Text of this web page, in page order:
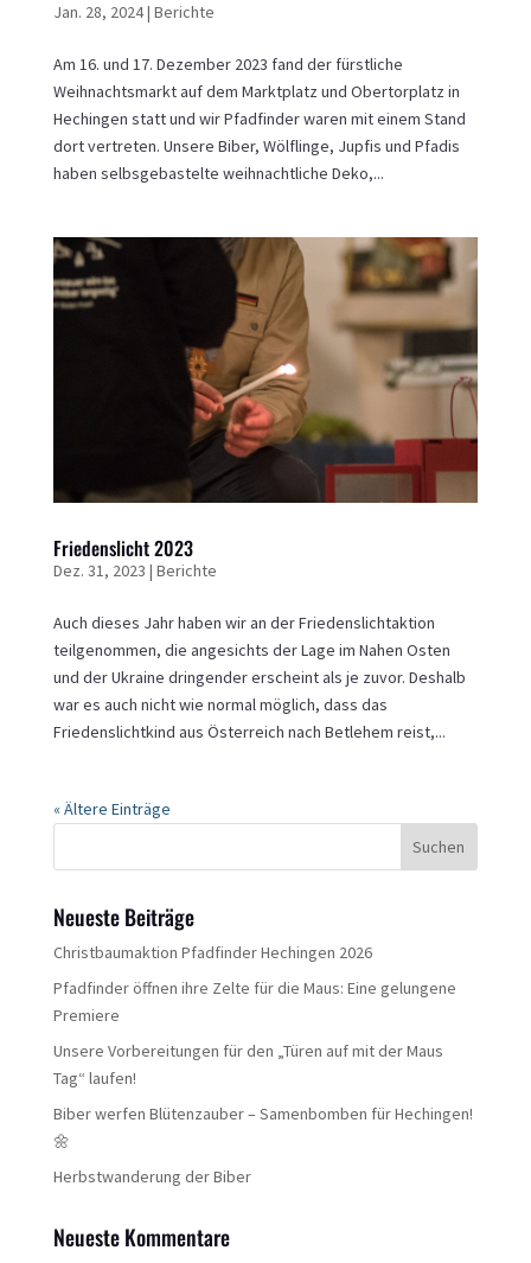
Jan. 28, 2024| Berichte
Am 16. und 17. Dezember 2023 fand der fürstliche
Weihnachtsmarkt auf dem Marktplatz und Obertorplatz in
Hechingen statt und wir Pfadfinder waren mit einem Stand
dort vertreten. Unsere Biber, Wölflinge, Jupfis und Pfadis
haben selbsgebastelte weihnachtliche Deko,...
Friedenslicht 2023
Dez. 31, 2023 | Berichte
Auch dieses Jahr haben wir an der Friedenslichtaktion
teilgenommen, die angesichts der Lage im Nahen Osten
und der Ukraine dringender erscheint als je zuvor. Deshalb
war es auch nicht wie normal möglich, dass das
Friedenslichtkind aus Österreich nach Betlehem reist,...
« Ältere Einträge
Neueste Beiträge
Christbaumaktion Pfadfinder Hechingen 2026
Pfadfinder öffnen ihre Zelte für die Maus: Eine gelungene
Premiere
Unsere Vorbereitungen für den „Türen auf mit der Maus
Tag“ laufen!
Biber werfen Blütenzauber – Samenbomben für Hechingen!
🌼
Herbstwanderung der Biber
Neueste Kommentare